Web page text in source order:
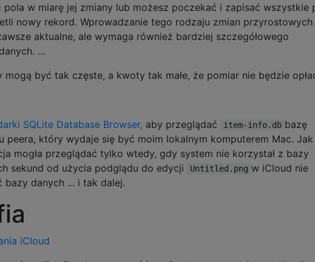
w miarę jej zmiany lub możesz poczekać i zapisać wszystkie
nowy rekord. Wprowadzanie tego rodzaju zmian przyrostowych
aktualne, ale wymaga również bardziej szczegółowego
…
mogą być tak częste, a kwoty tak małe, że pomiar nie będzie
SQLite Database Browser, aby przeglądać item-info.db bazę
peera, który wydaje się być moim lokalnym komputerem Mac. Jak
mogła przeglądać tylko wtedy, gdy system nie korzystał z bazy
sekund od użycia podglądu do edycji
Untitled.png w iCloud nie
bazy danych ... i tak dalej.
iCloud